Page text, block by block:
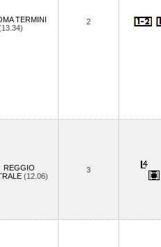
TERMINI
2
REGGIO
(12.06)
3